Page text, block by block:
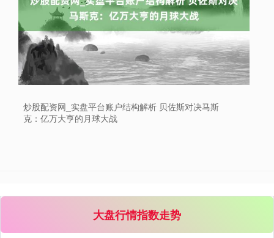
炒股配资网_实盘平台账户结构解析 贝佐斯对决马斯
克：亿万大亨的月球大战
大盘行情指数走势
上证综指 3940.04 +39.68 +1.02%